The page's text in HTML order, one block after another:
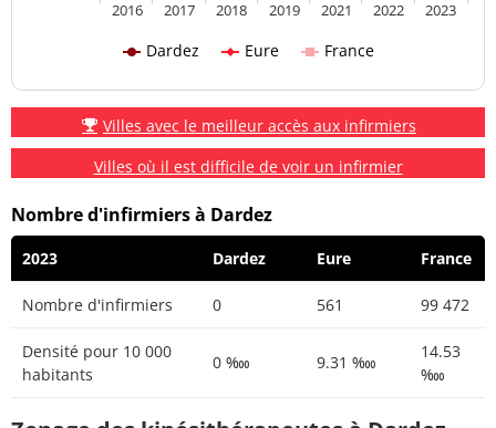
Dardez Eure France
2016 2017 2018 2019 2021 2022 2023
Villes avec le meilleur accès aux infirmiers
Villes où il est difficile de voir un infirmier
Nombre d'infirmiers à Dardez
2023 Dardez Eure France
Nombre d'infirmiers 0 561 99 472
Densité pour 10 000
habitants
0 ‱ 9.31 ‱
14.53
‱